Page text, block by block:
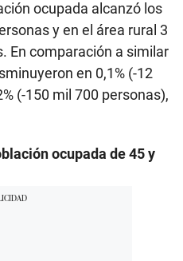
ocupada alcanzó los
y en el área rural 3
En comparación a similar
en 0,1% (-12
(-150 mil 700 personas),
ocupada de 45 y